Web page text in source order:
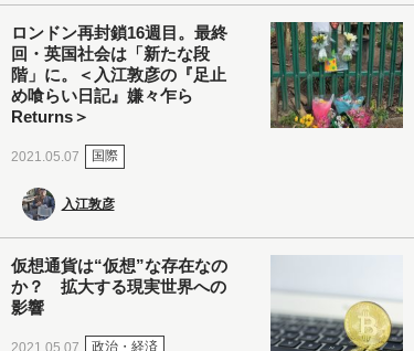
ロンドン再封鎖16週目。最終
回・英国社会は「新たな段
階」に。＜入江敦彦の『足止
め喰らい日記』嫌々乍ら
Returns＞
2021.05.07 国際
入江敦彦
仮想通貨は“仮想”な存在なの
か？ 拡大する現実世界への
影響
2021.05.07 政治・経済